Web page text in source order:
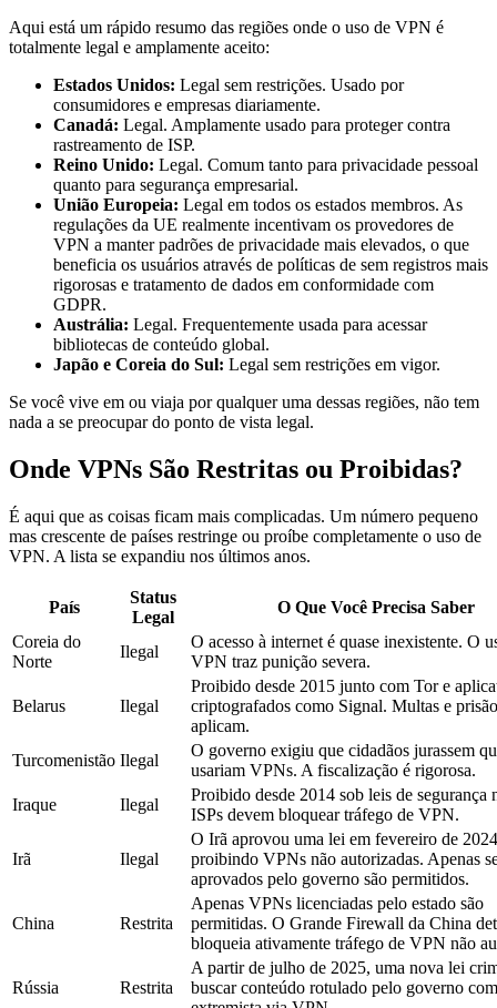
Aqui está um rápido resumo das regiões onde o uso de VPN é
totalmente legal e amplamente aceito:
Estados Unidos: Legal sem restrições. Usado por
consumidores e empresas diariamente.
Canadá: Legal. Amplamente usado para proteger contra
rastreamento de ISP.
Reino Unido: Legal. Comum tanto para privacidade pessoal
quanto para segurança empresarial.
União Europeia: Legal em todos os estados membros. As
regulações da UE realmente incentivam os provedores de
VPN a manter padrões de privacidade mais elevados, o que
beneficia os usuários através de políticas de sem registros mais
rigorosas e tratamento de dados em conformidade com
GDPR.
Austrália: Legal. Frequentemente usada para acessar
bibliotecas de conteúdo global.
Japão e Coreia do Sul: Legal sem restrições em vigor.
Se você vive em ou viaja por qualquer uma dessas regiões, não tem
nada a se preocupar do ponto de vista legal.
Onde VPNs São Restritas ou Proibidas?
É aqui que as coisas ficam mais complicadas. Um número pequeno
mas crescente de países restringe ou proíbe completamente o uso de
VPN. A lista se expandiu nos últimos anos.
País
Status
Legal
O Que Você Precisa Saber
Coreia do
Norte
Ilegal
O acesso à internet é quase inexistente. O
VPN traz punição severa.
Belarus Ilegal
Proibido desde 2015 junto com Tor e
criptografados como Signal. Multas e
aplicam.
Turcomenistão Ilegal
O governo exigiu que cidadãos jurassem
usariam VPNs. A fiscalização é rigorosa.
Iraque
Ilegal
Proibido desde 2014 sob leis de segurança
ISPs devem bloquear tráfego de VPN.
Irã Ilegal
O Irã aprovou uma lei em fevereiro de 2024
proibindo VPNs não autorizadas. Apenas
aprovados pelo governo são permitidos.
China Restrita
Apenas VPNs licenciadas pelo estado são
permitidas. O Grande Firewall da China
bloqueia ativamente tráfego de VPN não
Rússia Restrita
A partir de julho de 2025, uma nova lei
buscar conteúdo rotulado pelo governo